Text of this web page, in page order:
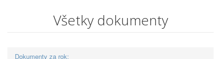
Všetky dokumenty
Dokumenty za rok: